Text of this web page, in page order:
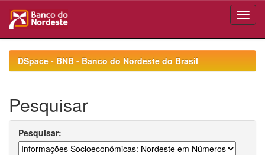
navigationDSpace - BNB - Banco do Nordeste do Brasil
Pesquisar
Pesquisar: